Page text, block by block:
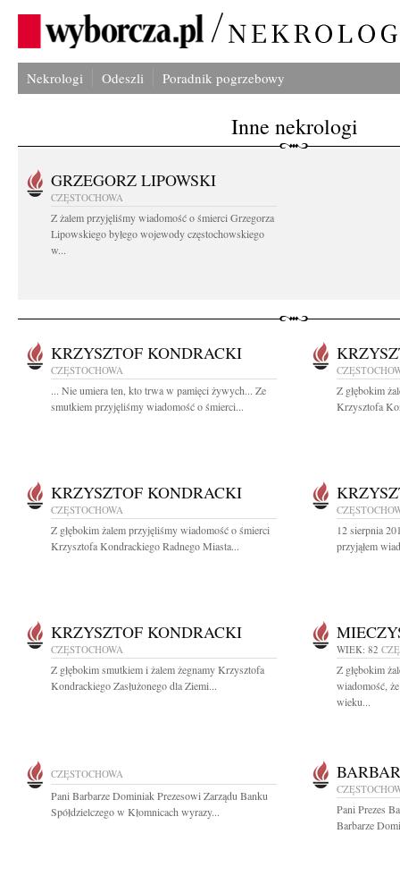
Nekrologi Odeszli Poradnik pogrzebowy
Inne nekrologi
GRZEGORZ LIPOWSKI
CZĘSTOCHOWA
Z żalem przyjęliśmy wiadomość o śmierci Grzegorza
Lipowskiego byłego wojewody częstochowskiego
w...
KRZYSZTOF KONDRACKI
CZĘSTOCHOWA
... Nie umiera ten, kto trwa w pamięci żywych... Ze
smutkiem przyjęliśmy wiadomość o śmierci...
Z głębokim
Krzysztofa
KRZYSZTOF KONDRACKI
CZĘSTOCHOWA
Z głębokim żalem przyjęliśmy wiadomość o śmierci
Krzysztofa Kondrackiego Radnego Miasta...
12 sierpnia
przyjąłem
KRZYSZTOF KONDRACKI
CZĘSTOCHOWA
Z głębokim smutkiem i żalem żegnamy Krzysztofa
Kondrackiego Zasłużonego dla Ziemi...
WIEK: 82
Z głębokim
wiadomość,
wieku...
CZĘSTOCHOWA
Pani Barbarze Dominiak Prezesowi Zarządu Banku
Spółdzielczego w Kłomnicach wyrazy...
Pani Prezes
Barbarze